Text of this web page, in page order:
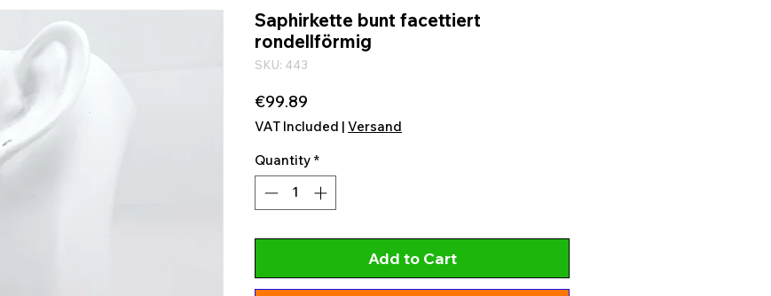
Saphirkette bunt facettiert
rondellförmig
SKU: 443
€99.89
VAT Included | Versand
Quantity *
Add to Cart